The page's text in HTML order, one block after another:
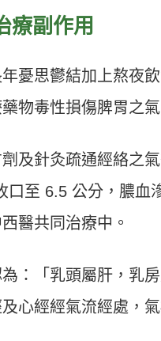
療副作用
憂思鬱結加上熬夜
物毒性損傷脾胃之
及針灸疏通經絡之
口至 6.5 公分，膿血
醫共同治療中。
：「乳頭屬肝，乳
心經經氣流經處，